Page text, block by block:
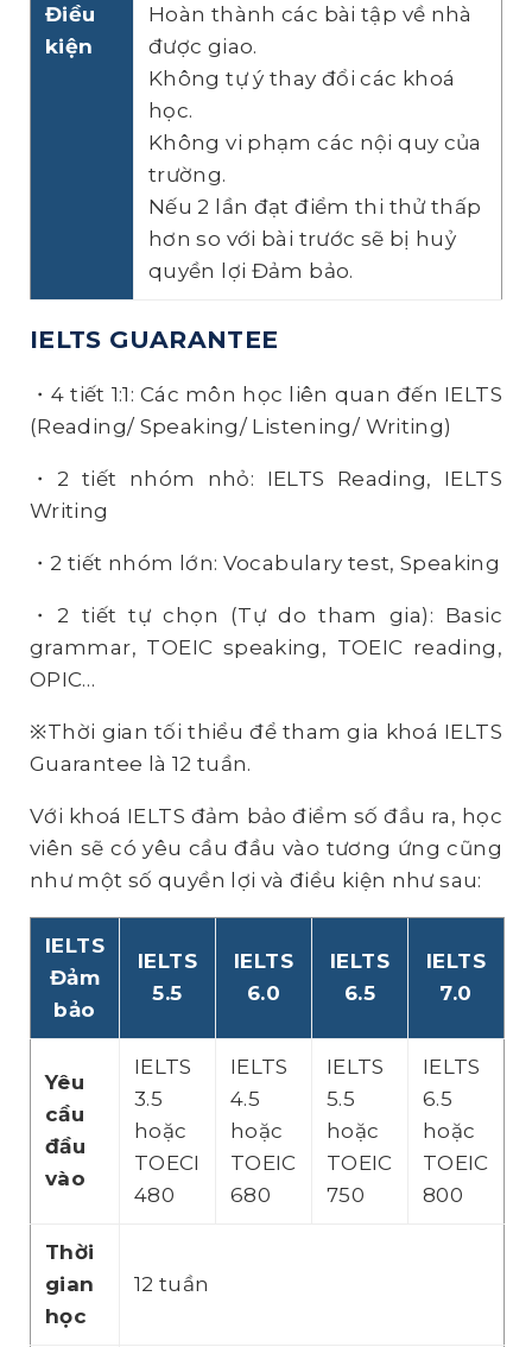
Điều
kiện
Hoàn thành các bài tập về nhà
được giao.
Không tự ý thay đổi các khoá
học.
Không vi phạm các nội quy của
trường.
Nếu 2 lần đạt điểm thi thử thấp
hơn so với bài trước sẽ bị huỷ
quyền lợi Đảm bảo.
IELTS GUARANTEE
・4 tiết 1:1: Các môn học liên quan đến IELTS
(Reading/ Speaking/ Listening/ Writing)
・2 tiết nhóm nhỏ: IELTS Reading, IELTS
Writing
・2 tiết nhóm lớn: Vocabulary test, Speaking
・2 tiết tự chọn (Tự do tham gia): Basic
grammar, TOEIC speaking, TOEIC reading,
OPIC…
※Thời gian tối thiểu để tham gia khoá IELTS
Guarantee là 12 tuần.
Với khoá IELTS đảm bảo điểm số đầu ra, học
viên sẽ có yêu cầu đầu vào tương ứng cũng
như một số quyền lợi và điều kiện như sau:
IELTS
Đảm
bảo
IELTS
5.5
IELTS
6.0
IELTS
6.5
IELTS
7.0
Yêu
cầu
đầu
vào
IELTS
3.5
hoặc
TOECI
480
IELTS
4.5
hoặc
TOEIC
680
IELTS
5.5
hoặc
TOEIC
750
IELTS
6.5
hoặc
TOEIC
800
Thời
gian
học
12 tuần